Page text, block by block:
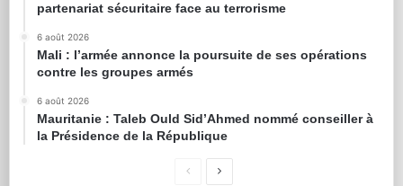
partenariat sécuritaire face au terrorisme
6 août 2026
Mali : l’armée annonce la poursuite de ses opérations
contre les groupes armés
6 août 2026
Mauritanie : Taleb Ould Sid’Ahmed nommé conseiller à
la Présidence de la République